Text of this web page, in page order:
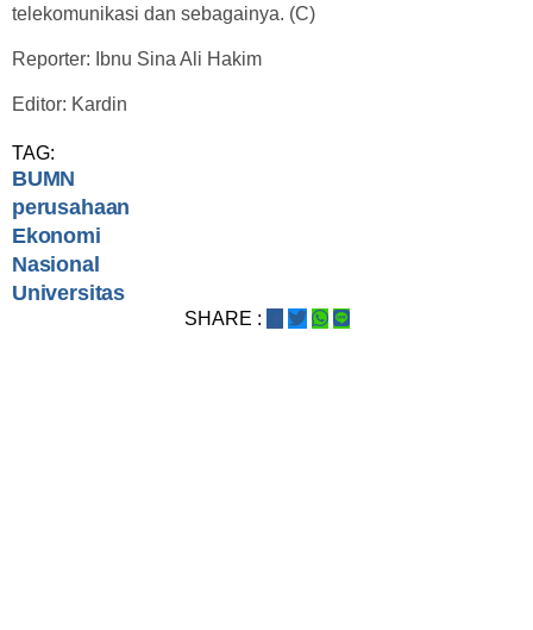
telekomunikasi dan sebagainya. (C)
Reporter: Ibnu Sina Ali Hakim
Editor: Kardin
TAG:
BUMN
perusahaan
Ekonomi
Nasional
Universitas
SHARE :